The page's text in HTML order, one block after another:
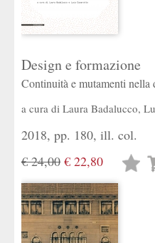
Design e formazione
Continuità e mutamenti nella
a cura di Laura Badalucco,
2018, pp. 180, ill. col.
€ 24,00 € 22,80
Lista